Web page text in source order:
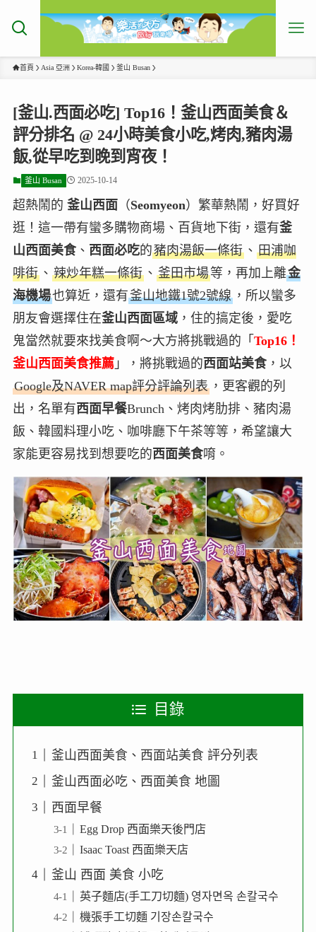
首頁 Asia 亞洲 Korea-韓國 釜山 Busan
[釜山.西面必吃] Top16！釜山西面美食＆
評分排名 @ 24小時美食小吃,烤肉,豬肉湯
飯,從早吃到晚到宵夜！
釜山 Busan 2025-10-14
超熱鬧的 釜山西面 （Seomyeon）繁華熱鬧，好買好
逛！這一帶有蠻多購物商場、百貨地下街，還有釜
山西面美食、 西面必吃的豬肉湯飯一條街、 田浦咖
啡街、 辣炒年糕一條街、 釜田市場等，再加上離金
海機場也算近， 還有釜山地鐵1號2號線， 所以蠻多
朋友會選擇住在釜山西面區域，住的搞定後，愛吃
鬼當然就要來找美食啊～大方將挑戰過的「 Top16！
釜山西面美食推薦」，將挑戰過的西面站美食， 以
Google及NAVER map評分評論列表，更客觀的列
出，名單有西面早餐Brunch、烤肉烤肋排、豬肉湯
飯、韓國料理小吃、咖啡廳下午茶等等，希望讓大
家能更容易找到想要吃的西面美食唷。
目錄
釜山西面美食、西面站美食 評分列表
釜山西面必吃、西面美食 地圖
西面早餐
Egg Drop 西面樂天後門店
Isaac Toast 西面樂天店
釜山 西面 美食 小吃
英子麵店(手工刀切麵) 영자면옥 손칼국수
機張手工切麵 기장손칼국수